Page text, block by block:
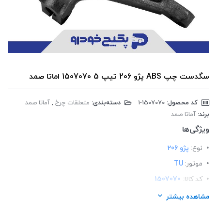
سگدست چپ ABS پژو 206 تیپ 5 1507070 اماتا صمد
کد محصول: دسته‌بندی: متعلقات چرخ ,آماتا صمد
برند: آماتا صمد
ویژگی‌ها
نوع: پژو 206
موتور: TU
کد کالا: 1507070
لیست محصولات:
مشاهده بیشتر